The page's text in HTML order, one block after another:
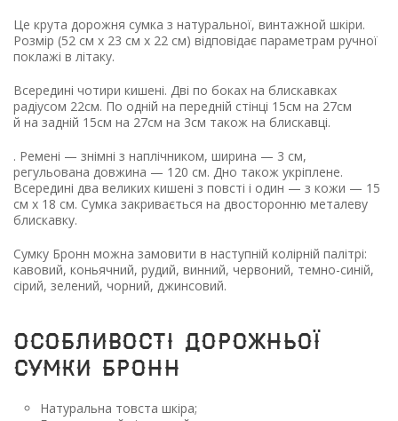
Це крута дорожня сумка з натуральної, винтажной шкіри.
Розмір (52 см х 23 см х 22 см) відповідає параметрам ручної
поклажі в літаку.
Всерединi чотири кишенi. Двi по боках на блискавках
радiусом 22см. По однiй на переднiй стiнцi 15см на 27см
й на заднiй 15см на 27см на 3см також на блискавцi.
. Ремені — знімні з наплічником, ширина — 3 см,
регульована довжина — 120 см. Дно також укріплене.
Всередині два великих кишені з повсті і один — з кожи — 15
см х 18 см. Сумка закривається на двосторонню металеву
блискавку.
Сумку Бронн можна замовити в наступній колірній палітрі:
кавовий, коньячний, рудий, винний, червоний, темно-синій,
сірий, зелений, чорний, джинсовий.
Особливості дорожньої
сумки бронн
Натуральна товста шкіра;